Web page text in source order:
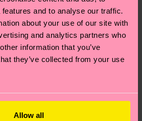
and to analyse our traffic.
about your use of our site with
and analytics partners who
information that you’ve
they’ve collected from your use
Allow all
(e qualche dritta utile)? Dai
pagina sulla sostenibilità!
dai servizi postali
Visita la nostra pagina
alle domande più comuni.
Pattern simili